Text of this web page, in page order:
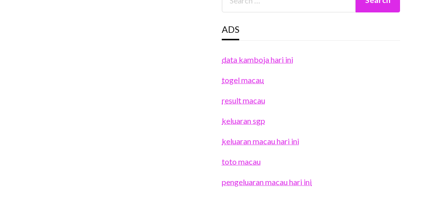
ADS
data kamboja hari ini
togel macau
result macau
keluaran sgp
keluaran macau hari ini
toto macau
pengeluaran macau hari ini